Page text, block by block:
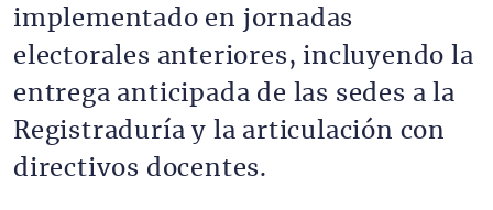
implementado en jornadas
electorales anteriores, incluyendo la
entrega anticipada de las sedes a la
Registraduría y la articulación con
directivos docentes.